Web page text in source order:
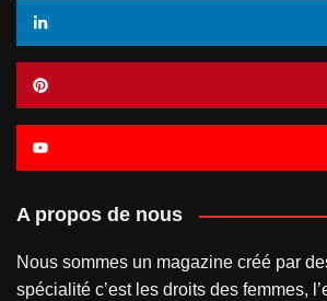
A propos de nous
Nous sommes un magazine créé par
spécialité c’est les droits des femmes,